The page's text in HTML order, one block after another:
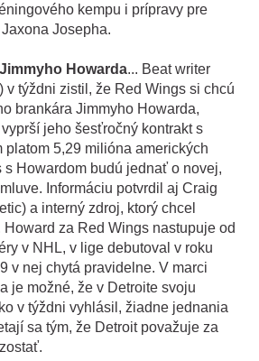
kempu i prípravy pre
Josepha.
Howarda... Beat writer
v týždni zistil, že Red Wings si chcú
brankára Jimmyho Howarda,
jeho šesťročný kontrakt s
platom 5,29 milióna amerických
s Howardom budú jednať o novej,
Informáciu potvrdil aj Craig
a interný zdroj, ktorý chcel
za Red Wings nastupuje od
v NHL, v lige debutoval v roku
v nej chytá pravidelne. V marci
je možné, že v Detroite svoju
v týždni vyhlásil, žiadne jednania
sa tým, že Detroit považuje za